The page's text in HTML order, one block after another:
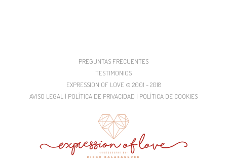
PREGUNTAS FRECUENTES
TESTIMONIOS
EXPRESSION OF LOVE © 2001 - 2018
AVISO LEGAL | POLÍTICA DE PRIVACIDAD | POLÍTICA DE COOKIES